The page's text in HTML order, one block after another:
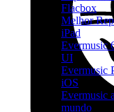
Flacbox
Melhor
iPad
Evermusic
UI
Evermusic
iOS
Evermusic
mundo